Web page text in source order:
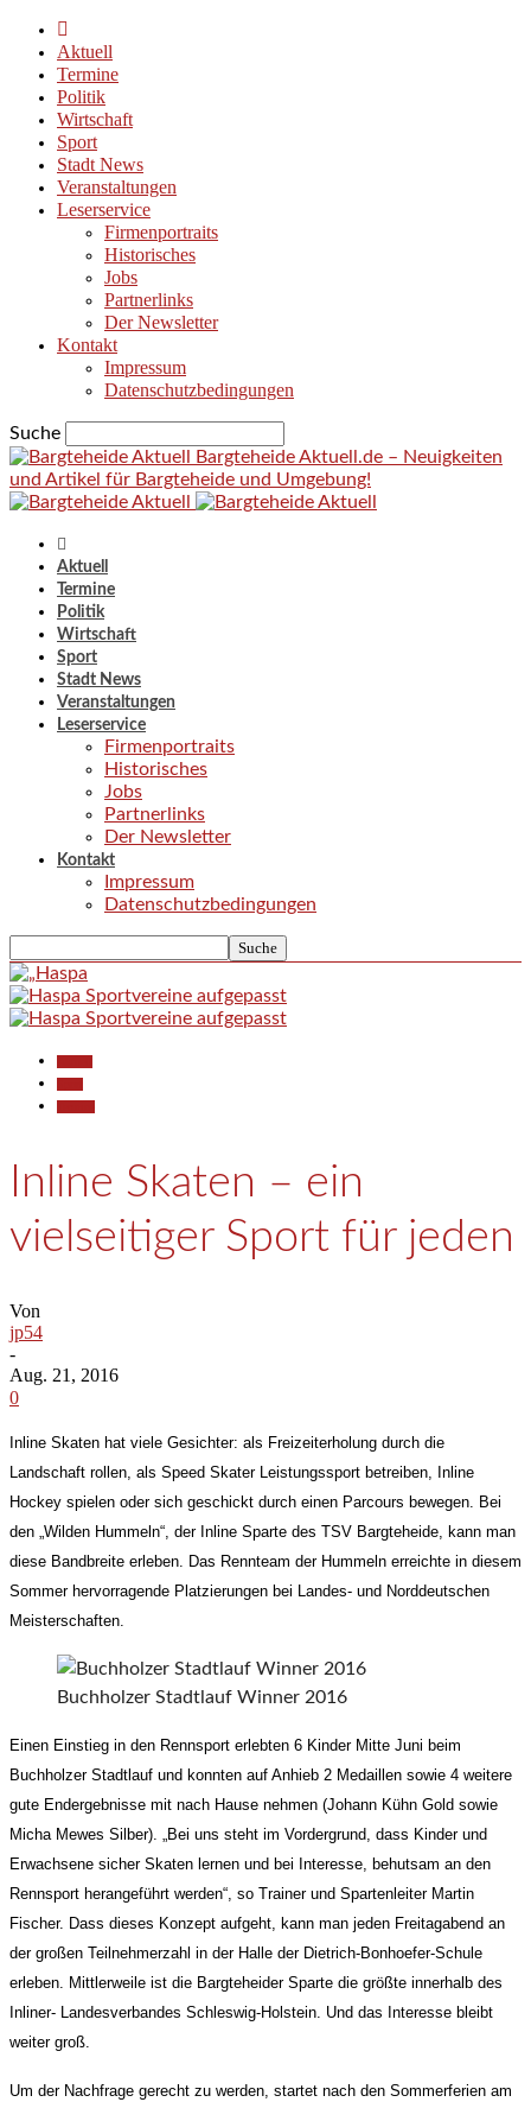
Aktuell
Termine
Politik
Wirtschaft
Sport
Stadt News
Veranstaltungen
Leserservice
Firmenportraits
Historisches
Jobs
Partnerlinks
Der Newsletter
Kontakt
Impressum
Datenschutzbedingungen
Suche
Bargteheide Aktuell.de – Neuigkeiten
und Artikel für Bargteheide und Umgebung!
Aktuell
Termine
Politik
Wirtschaft
Sport
Stadt News
Veranstaltungen
Leserservice
Firmenportraits
Historisches
Jobs
Partnerlinks
Der Newsletter
Kontakt
Impressum
Datenschutzbedingungen
Inline Skaten – ein
vielseitiger Sport für jeden
Von
jp54
-
Aug. 21, 2016
0
Inline Skaten hat viele Gesichter: als Freizeiterholung durch die
Landschaft rollen, als Speed Skater Leistungssport betreiben, Inline
Hockey spielen oder sich geschickt durch einen Parcours bewegen. Bei
den „Wilden Hummeln“, der Inline Sparte des TSV Bargteheide, kann man
diese Bandbreite erleben. Das Rennteam der Hummeln erreichte in diesem
Sommer hervorragende Platzierungen bei Landes- und Norddeutschen
Meisterschaften.
Buchholzer Stadtlauf Winner 2016
Einen Einstieg in den Rennsport erlebten 6 Kinder Mitte Juni beim
Buchholzer Stadtlauf und konnten auf Anhieb 2 Medaillen sowie 4 weitere
gute Endergebnisse mit nach Hause nehmen (Johann Kühn Gold sowie
Micha Mewes Silber). „Bei uns steht im Vordergrund, dass Kinder und
Erwachsene sicher Skaten lernen und bei Interesse, behutsam an den
Rennsport herangeführt werden“, so Trainer und Spartenleiter Martin
Fischer. Dass dieses Konzept aufgeht, kann man jeden Freitagabend an
der großen Teilnehmerzahl in der Halle der Dietrich-Bonhoefer-Schule
erleben. Mittlerweile ist die Bargteheider Sparte die größte innerhalb des
Inliner- Landesverbandes Schleswig-Holstein. Und das Interesse bleibt
weiter groß.
Um der Nachfrage gerecht zu werden, startet nach den Sommerferien am